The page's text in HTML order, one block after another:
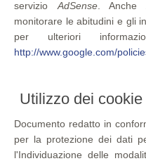
servizioAdSense. Anche
monitorare le abitudini e gli
per ulteriori
http://www.google.com/
Utilizzo dei cookie
Documento redatto in
per la protezione dei dati
l'Individuazione delle